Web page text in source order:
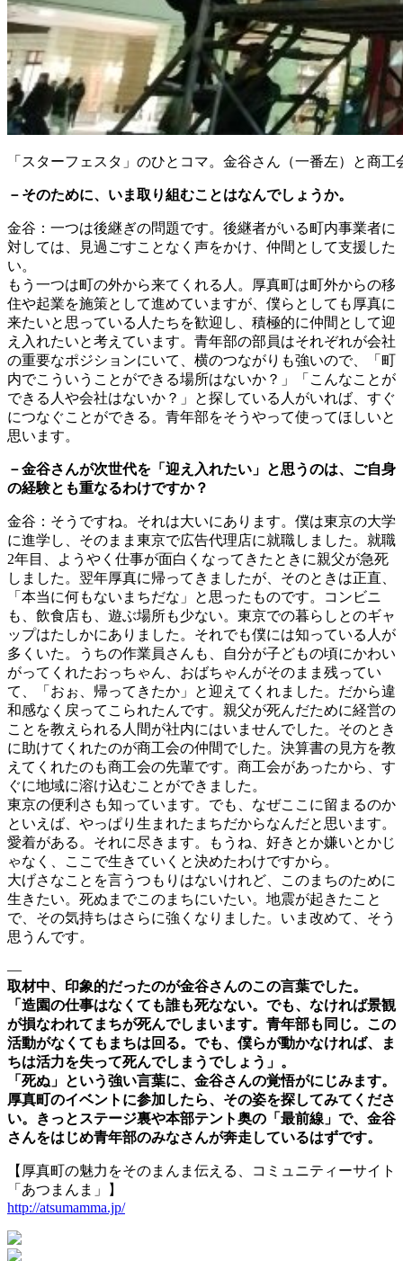
「スターフェスタ」のひとコマ。金谷さん（一番左）と商
－そのために、いま取り組むことはなんでしょうか。
金谷：一つは後継ぎの問題です。後継者がいる町内事業者に
対しては、見過ごすことなく声をかけ、仲間として支援した
い。
もう一つは町の外から来てくれる人。厚真町は町外からの移
住や起業を施策として進めていますが、僕らとしても厚真に
来たいと思っている人たちを歓迎し、積極的に仲間として迎
え入れたいと考えています。青年部の部員はそれぞれが会社
の重要なポジションにいて、横のつながりも強いので、「町
内でこういうことができる場所はないか？」「こんなことが
できる人や会社はないか？」と探している人がいれば、すぐ
につなぐことができる。青年部をそうやって使ってほしいと
思います。
－金谷さんが次世代を「迎え入れたい」と思うのは、ご自身
の経験とも重なるわけですか？
金谷：そうですね。それは大いにあります。僕は東京の大学
に進学し、そのまま東京で広告代理店に就職しました。就職
2年目、ようやく仕事が面白くなってきたときに親父が急死
しました。翌年厚真に帰ってきましたが、そのときは正直、
「本当に何もないまちだな」と思ったものです。コンビニ
も、飲食店も、遊ぶ場所も少ない。東京での暮らしとのギャ
ップはたしかにありました。それでも僕には知っている人が
多くいた。うちの作業員さんも、自分が子どもの頃にかわい
がってくれたおっちゃん、おばちゃんがそのまま残ってい
て、「おぉ、帰ってきたか」と迎えてくれました。だから違
和感なく戻ってこられたんです。親父が死んだために経営の
ことを教えられる人間が社内にはいませんでした。そのとき
に助けてくれたのが商工会の仲間でした。決算書の見方を教
えてくれたのも商工会の先輩です。商工会があったから、す
ぐに地域に溶け込むことができました。
東京の便利さも知っています。でも、なぜここに留まるのか
といえば、やっぱり生まれたまちだからなんだと思います。
愛着がある。それに尽きます。もうね、好きとか嫌いとかじ
ゃなく、ここで生きていくと決めたわけですから。
大げさなことを言うつもりはないけれど、このまちのために
生きたい。死ぬまでこのまちにいたい。地震が起きたこと
で、その気持ちはさらに強くなりました。いま改めて、そう
思うんです。
—
取材中、印象的だったのが金谷さんのこの言葉でした。
「造園の仕事はなくても誰も死なない。でも、なければ景観
が損なわれてまちが死んでしまいます。青年部も同じ。この
活動がなくてもまちは回る。でも、僕らが動かなければ、ま
ちは活力を失って死んでしまうでしょう」。
「死ぬ」という強い言葉に、金谷さんの覚悟がにじみます。
厚真町のイベントに参加したら、その姿を探してみてくださ
い。きっとステージ裏や本部テント奥の「最前線」で、金谷
さんをはじめ青年部のみなさんが奔走しているはずです。
【厚真町の魅力をそのまんま伝える、コミュニティーサイト
「あつまんま」】
http://atsumamma.jp/